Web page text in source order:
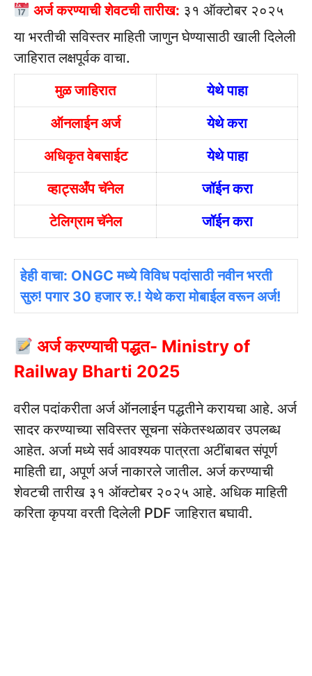
अर्ज करण्याची शेवटची तारीख: ३१ ऑक्टोबर २०२५
या भरतीची सविस्तर माहिती जाणुन घेण्यासाठी खाली दिलेली
जाहिरात लक्षपूर्वक वाचा.
मुळ जाहिरात
येथे पाहा
ऑनलाईन अर्ज
येथे करा
अधिकृत वेबसाईट
येथे पाहा
व्हाट्सअँप चॅनेल
जॉईन करा
टेलिग्राम चॅनेल
जॉईन करा
हेही वाचा: ONGC मध्ये विविध पदांसाठी नवीन भरती
सुरु! पगार 30 हजार रु.! येथे करा मोबाईल वरून अर्ज!
अर्ज करण्याची पद्धत- Ministry of
Railway Bharti 2025
वरील पदांकरीता अर्ज ऑनलाईन पद्धतीने करायचा आहे. अर्ज
सादर करण्याच्या सविस्तर सूचना संकेतस्थळावर उपलब्ध
आहेत. अर्जा मध्ये सर्व आवश्यक पात्रता अटींबाबत संपूर्ण
माहिती द्या, अपूर्ण अर्ज नाकारले जातील. अर्ज करण्याची
शेवटची तारीख ३१ ऑक्टोबर २०२५ आहे. अधिक माहिती
करिता कृपया वरती दिलेली PDF जाहिरात बघावी.